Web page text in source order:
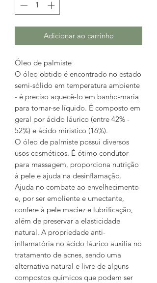
Adicionar ao carrinho
Óleo de palmiste
O óleo obtido é encontrado no estado
semi-sólido em temperatura ambiente
- é preciso aquecê-lo em banho-maria
para tornar-se líquido. É composto em
geral por ácido láurico (entre 42% -
52%) e ácido mirístico (16%).
O óleo de palmiste possui diversos
usos cosméticos. É ótimo condutor
para massagem, proporciona nutrição
à pele e ajuda na desinflamação.
Ajuda no combate ao envelhecimento
e, por ser emoliente e umectante,
confere à pele maciez e lubrificação,
além de preservar a elasticidade
natural. A propriedade anti-
inflamatória no ácido láurico auxilia no
tratamento de acnes, sendo uma
alternativa natural e livre de alguns
compostos químicos que podem ser